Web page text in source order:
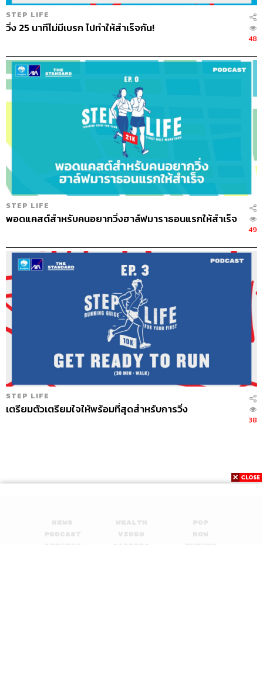
การวิ่งเปลี่ยนแปลงชีวิตและได้อยู่กับตัวเอง
แม่มีความสุขมากในการวิ่งครั้งนี้ ที่ผ่านมาชีวิตมีแต่งานกับ
เลี้ยงลูก แต่การวิ่งทำให้รู้จักตัวเองมากขึ้น ปกติแม่เป็นคน
ใจร้อนมาก อย่าว่าวิ่งแค่ 3 ชั่วโมงเลย รอแค่ 10 นาทียังไม่รอ
เลย แต่การวิ่ง 27 ชั่วโมงแล้วอยู่กับความรู้สึกของตัวเอง หิว
ปวดท้องเข้าห้องน้ำ สมองไม่ได้โฟกัสอย่างอื่นนอกจากการวิ่ง
มันคือการได้อยู่กับตัวเองจริงๆ ไม่เหมือนการอ่านหนังสือที่
อ่านไปสักพักแล้วก็หลับ ดูหนังเราก็หัวเราะแค่บางช็อต แต่กับ
การวิ่งสติเราอยู่กับขา ระยะทาง ทุกอย่างเราต้องมอง ต้องรู้
ว่าเราจะไปไหน มันคือการทำสมาธิชนิดหนึ่ง แม่เรียกมันว่า
วิ่งสมาธิ ให้รู้ว่าขาเรากำลังก้าวไป
แม่อยากฝากว่าถ้าพ่อแม่ทั้งหลายรักลูก คุณต้องทำให้
ร่างกายแข็งแรง เพราะหากคุณป่วย ลูกคุณต้องทำภารกิจที่
หนักมากขึ้นอีกอย่าง คือการต้องมาดูแลพ่อแม่ที่ช่วยตัวเอง
ไม่ได้ ฉะนั้นคุณต้องทำตัวเองให้แข็งแรง เพื่อลดภาระให้กับ
ลูก ลูกคุณลำบากในการหาเลี้ยงครอบครัวของเขาแล้ว ยัง
ต้องมาลำบากในการดูแลพ่อแม่ คุณรักลูกคุณมากอยู่แล้ว
คุณทำเพื่อลูกด้วยการรักตัวเองเยอะๆ
เต็มที่เมื่อคุณออกกำลังกายต่อเนื่อง 25 นาที พอแข้งขาเริ่ม
โอเค คุณก็เริ่มจ๊อกกิ้งเบาๆ เท่าที่คุณทำได้ คุณอย่าไปวิ่งแข่ง
STEP LIFE
วิ่ง 25 นาทีไม่มีเบรก ไปทำให้สำเร็จกัน!
48
STEP LIFE
พอดแคสต์สำหรับคนอยากวิ่งฮาล์ฟมาราธอนแรกให้สำเร็จ
49
STEP LIFE
เตรียมตัวเตรียมใจให้พร้อมที่สุดสำหรับการวิ่ง
38
Opinion
Careers
Events